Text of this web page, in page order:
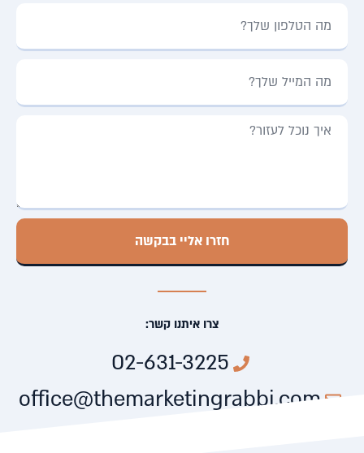
חזרו אליי בבקשה
צרו איתנו קשר:
02-631-3225
office@themarketingrabbi.com